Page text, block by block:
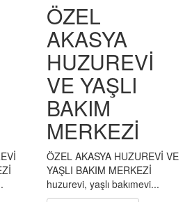
ÖZEL
AKASYA
HUZUREVİ
VE YAŞLI
BAKIM
MERKEZİ
ÖZEL AKASYA HUZUREVİ VE
YAŞLI BAKIM MERKEZİ
huzurevi, yaşlı bakımevi...